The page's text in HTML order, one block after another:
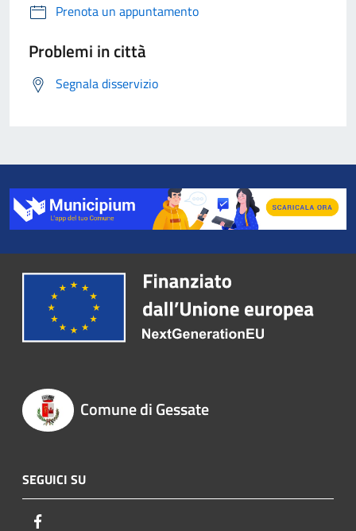
Prenota un appuntamento
Problemi in città
Segnala disservizio
Comune di Gessate
SEGUICI SU